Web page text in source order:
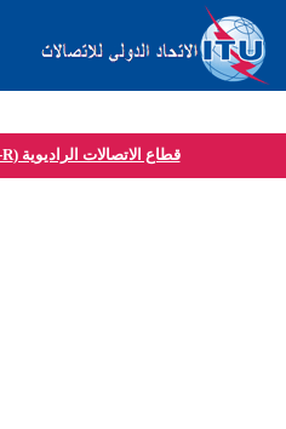
قطاع الاتصالات الراديوية (ITU-R)